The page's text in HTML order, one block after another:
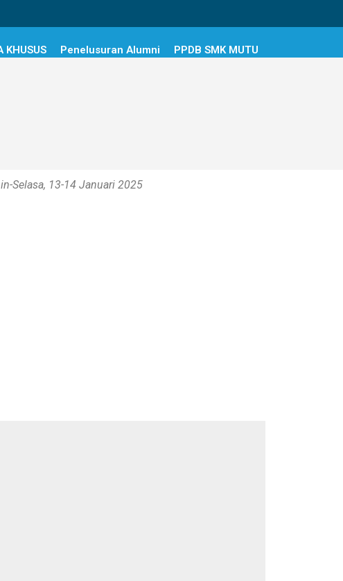
KHUSUS Penelusuran Alumni PPDB SMK MUTU
Selasa, 13-14 Januari 2025